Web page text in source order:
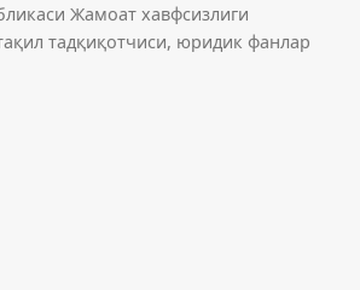
Жамоат хавфсизлиги
тадқиқотчиси, юридик фанлар